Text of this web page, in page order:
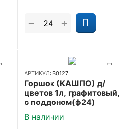
+
−
АРТИКУЛ: В0127
Горшок (КАШПО) д/
цветов 1л, графитовый,
с поддоном(ф24)
В наличии